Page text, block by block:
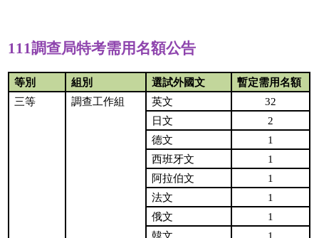
111調查局特考需用名額公告
等別 組別 選試外國文
暫定需用名額
三等
調查工作組 英文 32
日文 2
德文 1
西班牙文 1
阿拉伯文 1
法文 1
俄文 1